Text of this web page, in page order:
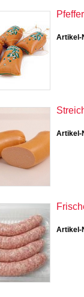
Artikel-
Artikel-
Artikel-